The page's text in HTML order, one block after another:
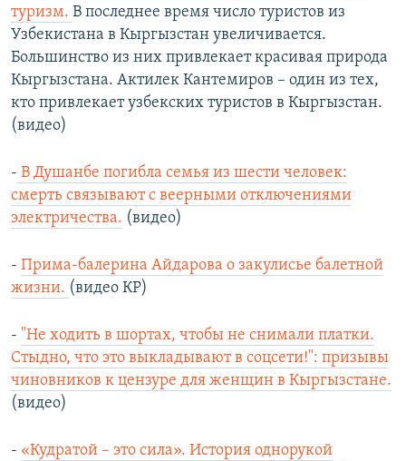
туризм. В последнее время число туристов из
Узбекистана в Кыргызстан увеличивается.
Большинство из них привлекает красивая природа
Кыргызстана. Актилек Кантемиров – один из тех,
кто привлекает узбекских туристов в Кыргызстан.
(видео)
- В Душанбе погибла семья из шести человек:
смерть связывают с веерными отключениями
электричества. (видео)
- Прима-балерина Айдарова о закулисье балетной
жизни. (видео КР)
- "Не ходить в шортах, чтобы не снимали платки.
Стыдно, что это выкладывают в соцсети!": призывы
чиновников к цензуре для женщин в Кыргызстане.
(видео)
- «Кудратой – это сила». История однорукой